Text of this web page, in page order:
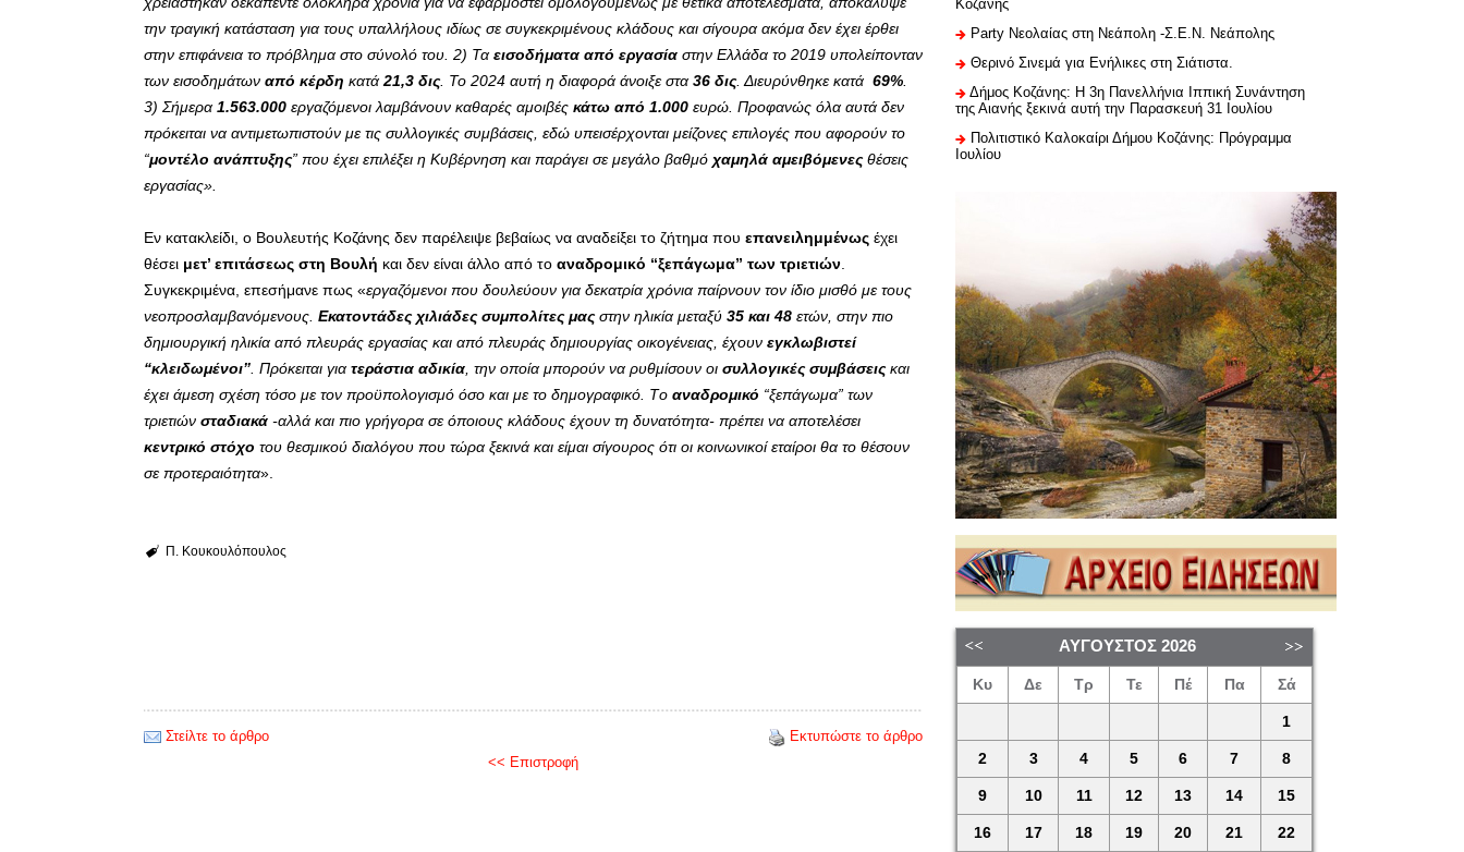
την τραγική κατάσταση για τους υπαλλήλους ιδίως σε συγκεκριμένους κλάδους και σίγουρα ακόμα δεν έχει έρθει
στην επιφάνεια το πρόβλημα στο σύνολό του. 2) Τα εισοδήματα από εργασία στην Ελλάδα το 2019 υπολείπονταν
των εισοδημάτων από κέρδη κατά21,3 δις. Το 2024 αυτή η διαφορά άνοιξε στα 36 δις. Διευρύνθηκε κατά 69%.
3) Σήμερα 1.563.000 εργαζόμενοι λαμβάνουν καθαρές αμοιβές κάτω από 1.000 ευρώ. Προφανώς όλα αυτά δεν
πρόκειται να αντιμετωπιστούν με τις συλλογικές συμβάσεις, εδώ υπεισέρχονται μείζονες επιλογές που αφορούν το
“μοντέλο ανάπτυξης” που έχει επιλέξει η Κυβέρνηση και παράγει σε μεγάλο βαθμό χαμηλά αμειβόμενεςθέσεις
εργασίας».
Εν κατακλείδι, ο Βουλευτής Κοζάνης δεν παρέλειψε βεβαίως να αναδείξει το ζήτημα που επανειλημμένως έχει
θέσει μετ’ επιτάσεως στη Βουλή και δεν είναι άλλο από το αναδρομικό “ξεπάγωμα” των τριετιών.
Συγκεκριμένα, επεσήμανε πως «εργαζόμενοι που δουλεύουν για δεκατρία χρόνια παίρνουν τον ίδιο μισθό με τους
νεοπροσλαμβανόμενους. Εκατοντάδες χιλιάδες συμπολίτες μαςστην ηλικία μεταξύ 35 και 48 ετών, στην πιο
δημιουργική ηλικία από πλευράς εργασίας και από πλευράς δημιουργίας οικογένειας, έχουν εγκλωβιστεί
“κλειδωμένοι”. Πρόκειται για τεράστια αδικία, την οποία μπορούν να ρυθμίσουν οι συλλογικές συμβάσειςκαι
έχει άμεση σχέση τόσο με τον προϋπολογισμό όσο και με το δημογραφικό. Tο αναδρομικό “ξεπάγωμα” των
τριετιών σταδιακά -αλλά και πιο γρήγορα σε όποιους κλάδους έχουν τη δυνατότητα- πρέπει να αποτελέσει
κεντρικό στόχο του θεσμικού διαλόγου που τώρα ξεκινά και είμαι σίγουρος ότι οι κοινωνικοί εταίροι θα το θέσουν
σε προτεραιότητα».
Π. Κουκουλόπουλος
Στείλτε το άρθρο
Εκτυπώστε το άρθρο
<< Επιστροφή
Κοζάνης
Party Νεολαίας στη Νεάπολη -Σ.Ε.Ν. Νεάπολης
Θερινό Σινεμά για Ενήλικες στη Σιάτιστα.
Δήμος Κοζάνης: Η 3η Πανελλήνια Ιππική Συνάντηση
της Αιανής ξεκινά αυτή την Παρασκευή 31 Ιουλίου
Πολιτιστικό Καλοκαίρι Δήμου Κοζάνης: Πρόγραμμα
Ιουλίου
ΑΎΓΟΥΣΤΟΣ 2026
Κυ Δε Τρ Τε Πέ Πα Σά
1
2 3 4 5 6 7 8
9 10 11 12 13 14 15
16 17 18 19 20 21 22